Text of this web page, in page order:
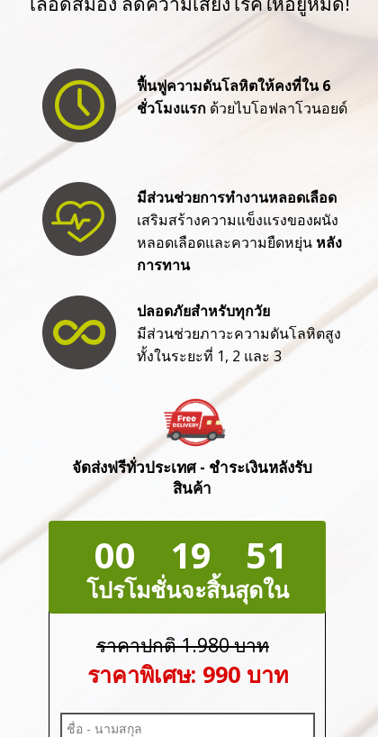
ฟื้นฟูความดันโลหิตให้คงที่ใน 6
ชั่วโมงแรก ด้วยไบโอฟลาโวนอยด์
มีส่วนช่วยการทำงานหลอดเลือด
เสริมสร้างความแข็งแรงของผนัง
หลอดเลือดและความยืดหยุ่นหลัง
การทาน
ปลอดภัยสำหรับทุกวัย
มีส่วนช่วยภาวะความดันโลหิตสูง
ทั้งในระยะที่ 1, 2 และ 3
โปรโมชั่นจะสิ้นสุดใน
ราคาปกติ 1.980 บาท
ราคาพิเศษ: 990 บาท
00 19 50
จัดส่งฟรีทั่วประเทศ - ชำระเงินหลังรับ
สินค้า